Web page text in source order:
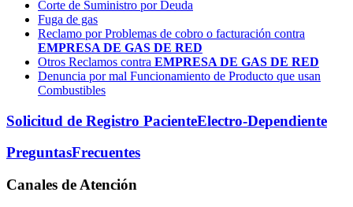
Corte de Suministro por Deuda
Fuga de gas
Reclamo por Problemas de cobro o facturación contra
EMPRESA DE GAS DE RED
Otros Reclamos contra EMPRESA DE GAS DE RED
Denuncia por mal Funcionamiento de Producto que usan
Combustibles
Solicitud de Registro PacienteElectro-Dependiente
PreguntasFrecuentes
Canales de Atención